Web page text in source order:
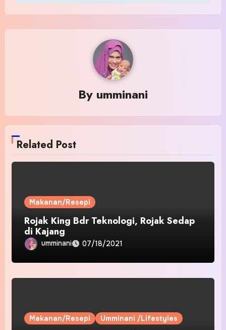
By umminani
Related Post
Makanan/Resepi
Rojak King Bdr Teknologi, Rojak Sedap
di Kajang
umminani 07/18/2021
Makanan/Resepi Umminani /Lifestyles